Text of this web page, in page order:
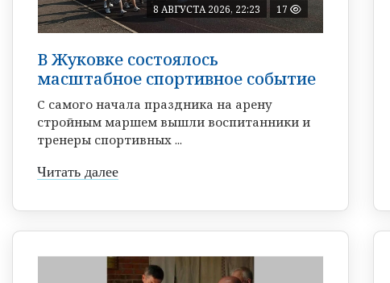
8 АВГУСТА 2026, 22:23 17
В Жуковке состоялось
масштабное спортивное событие
С самого начала праздника на арену
стройным маршем вышли воспитанники и
тренеры спортивных ...
Читать далее